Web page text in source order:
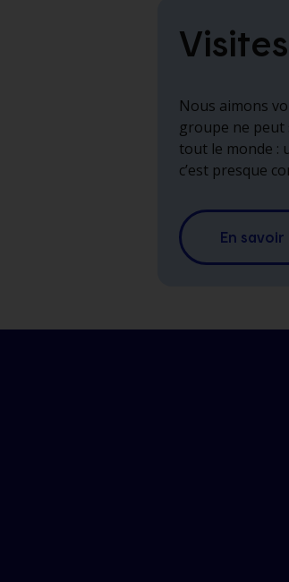
Nous aimons
groupe ne peut
tout le monde :
c’est presque
En savoir
sur
les